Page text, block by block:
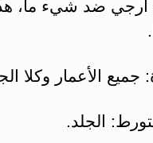
أرجي ضد شيء ما،
الأعمار وكلا
الجلد.